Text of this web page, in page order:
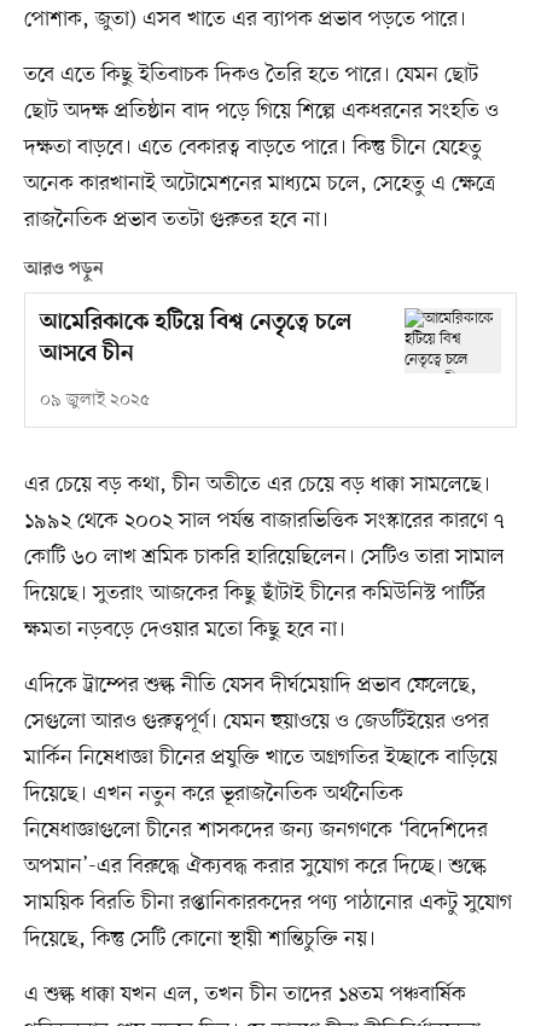
পোশাক, জুতা) এসব খাতে এর ব্যাপক প্রভাব পড়তে পারে।
তবে এতে কিছু ইতিবাচক দিকও তৈরি হতে পারে। যেমন ছোট
ছোট অদক্ষ প্রতিষ্ঠান বাদ পড়ে গিয়ে শিল্পে একধরনের সংহতি ও
দক্ষতা বাড়বে। এতে বেকারত্ব বাড়তে পারে। কিন্তু চীনে যেহেতু
অনেক কারখানাই অটোমেশনের মাধ্যমে চলে, সেহেতু এ ক্ষেত্রে
রাজনৈতিক প্রভাব ততটা গুরুতর হবে না।
আরও পড়ুন
আমেরিকাকে হটিয়ে বিশ্ব নেতৃত্বে চলে
আসবে চীন
০৯ জুলাই ২০২৫
এর চেয়ে বড় কথা, চীন অতীতে এর চেয়ে বড় ধাক্কা সামলেছে।
১৯৯২ থেকে ২০০২ সাল পর্যন্ত বাজারভিত্তিক সংস্কারের কারণে ৭
কোটি ৬০ লাখ শ্রমিক চাকরি হারিয়েছিলেন। সেটিও তারা সামাল
দিয়েছে। সুতরাং আজকের কিছু ছাঁটাই চীনের কমিউনিস্ট পার্টির
ক্ষমতা নড়বড়ে দেওয়ার মতো কিছু হবে না।
এদিকে ট্রাম্পের শুল্ক নীতি যেসব দীর্ঘমেয়াদি প্রভাব ফেলেছে,
সেগুলো আরও গুরুত্বপূর্ণ। যেমন হুয়াওয়ে ও জেডটিইয়ের ওপর
মার্কিন নিষেধাজ্ঞা চীনের প্রযুক্তি খাতে অগ্রগতির ইচ্ছাকে বাড়িয়ে
দিয়েছে। এখন নতুন করে ভূরাজনৈতিক অর্থনৈতিক
নিষেধাজ্ঞাগুলো চীনের শাসকদের জন্য জনগণকে ‘বিদেশিদের
অপমান’-এর বিরুদ্ধে ঐক্যবদ্ধ করার সুযোগ করে দিচ্ছে। শুল্কে
সাময়িক বিরতি চীনা রপ্তানিকারকদের পণ্য পাঠানোর একটু সুযোগ
দিয়েছে, কিন্তু সেটি কোনো স্থায়ী শান্তিচুক্তি নয়।
এ শুল্ক ধাক্কা যখন এল, তখন চীন তাদের ১৪তম পঞ্চবার্ষিক